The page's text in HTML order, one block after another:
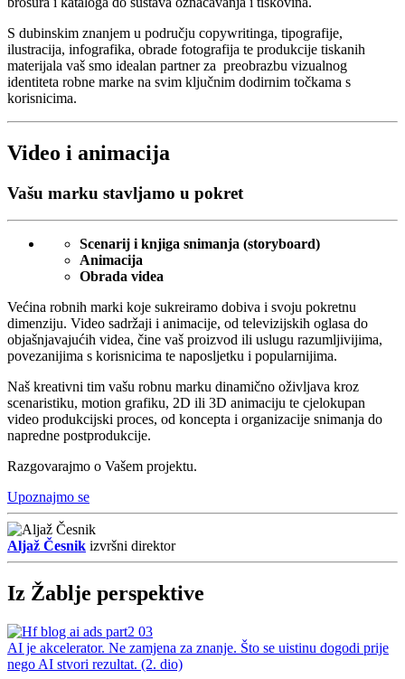
S dubinskim znanjem u području copywritinga, tipografije,
ilustracija, infografika, obrade fotografija te produkcije tiskanih
materijala vaš smo idealan partner za preobrazbu vizualnog
identiteta robne marke na svim ključnim dodirnim točkama s
korisnicima.
Video i animacija
Vašu marku stavljamo u pokret
Scenarij i knjiga snimanja (storyboard)
Animacija
Obrada videa
Većina robnih marki koje sukreiramo dobiva i svoju pokretnu
dimenziju. Video sadržaji i animacije, od televizijskih oglasa do
objašnjavajućih videa, čine vaš proizvod ili uslugu razumljivijima,
povezanijima s korisnicima te naposljetku i popularnijima.
Naš kreativni tim vašu robnu marku dinamično oživljava kroz
scenaristiku, motion grafiku, 2D ili 3D animaciju te cjelokupan
video produkcijski proces, od koncepta i organizacije snimanja do
napredne postprodukcije.
Razgovarajmo o Vašem projektu.
Upoznajmo se
Aljaž Česnik izvršni direktor
Iz Žablje perspektive
AI je akcelerator. Ne zamjena za znanje. Što se uistinu dogodi prije
nego AI stvori rezultat. (2. dio)